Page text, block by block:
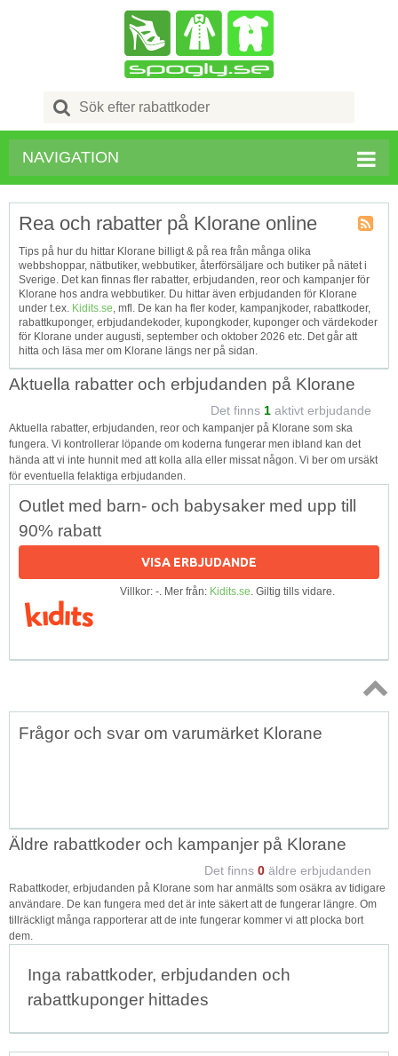
Search
for:
NAVIGATION
Tagg
RSS
Rea och rabatter på Klorane online
Tips på hur du hittar Klorane billigt & på rea från många olika
webbshoppar, nätbutiker, webbutiker, återförsäljare och butiker på nätet i
Sverige. Det kan finnas fler rabatter, erbjudanden, reor och kampanjer för
Klorane hos andra webbutiker. Du hittar även erbjudanden för Klorane
under t.ex. Kidits.se, mfl. De kan ha fler koder, kampanjkoder, rabattkoder,
rabattkuponger, erbjudandekoder, kupongkoder, kuponger och värdekoder
för Klorane under augusti, september och oktober 2026 etc. Det går att
hitta och läsa mer om Klorane längs ner på sidan.
Aktuella rabatter och erbjudanden på Klorane
Det finns 1 aktivt erbjudande
Aktuella rabatter, erbjudanden, reor och kampanjer på Klorane som ska
fungera. Vi kontrollerar löpande om koderna fungerar men ibland kan det
hända att vi inte hunnit med att kolla alla eller missat någon. Vi ber om ursäkt
för eventuella felaktiga erbjudanden.
Outlet med barn- och babysaker med upp till
90% rabatt
VISA ERBJUDANDE
Villkor: -. Mer från: Kidits.se. Giltig tills vidare.
Topp
Frågor och svar om varumärket Klorane
Äldre rabattkoder och kampanjer på Klorane
Det finns 0 äldre erbjudanden
Rabattkoder, erbjudanden på Klorane som har anmälts som osäkra av tidigare
användare. De kan fungera med det är inte säkert att de fungerar längre. Om
tillräckligt många rapporterar att de inte fungerar kommer vi att plocka bort
dem.
Inga rabattkoder, erbjudanden och
rabattkuponger hittades